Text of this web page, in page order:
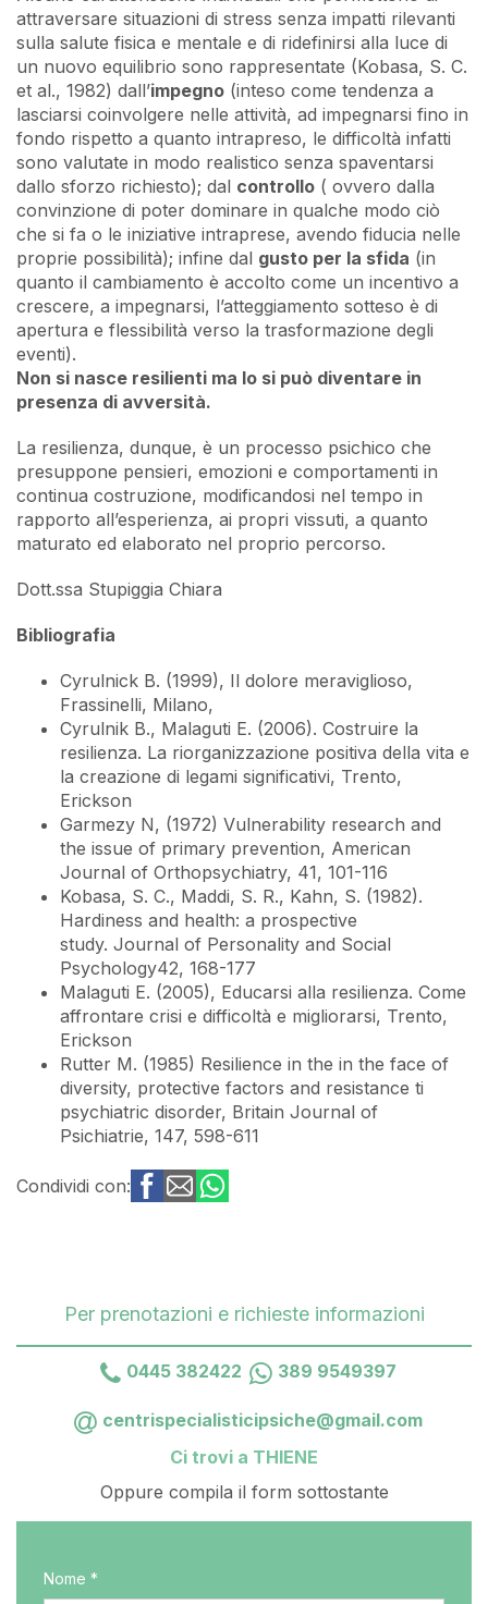
attraversare situazioni di stress senza impatti rilevanti
sulla salute fisica e mentale e di ridefinirsi alla luce di
un nuovo equilibrio sono rappresentate (Kobasa, S. C.
et al., 1982) dall’impegno (inteso come tendenza a
lasciarsi coinvolgere nelle attività, ad impegnarsi fino in
fondo rispetto a quanto intrapreso, le difficoltà infatti
sono valutate in modo realistico senza spaventarsi
dallo sforzo richiesto); dal controllo ( ovvero dalla
convinzione di poter dominare in qualche modo ciò
che si fa o le iniziative intraprese, avendo fiducia nelle
proprie possibilità); infine dal gusto per la sfida (in
quanto il cambiamento è accolto come un incentivo a
crescere, a impegnarsi, l’atteggiamento sotteso è di
apertura e flessibilità verso la trasformazione degli
eventi).
Non si nasce resilienti ma lo si può diventare in
presenza di avversità.
La resilienza, dunque, è un processo psichico che
presuppone pensieri, emozioni e comportamenti in
continua costruzione, modificandosi nel tempo in
rapporto all’esperienza, ai propri vissuti, a quanto
maturato ed elaborato nel proprio percorso.
Dott.ssa Stupiggia Chiara
Bibliografia
Cyrulnick B. (1999), Il dolore meraviglioso,
Frassinelli, Milano,
Cyrulnik B., Malaguti E. (2006). Costruire la
resilienza. La riorganizzazione positiva della vita e
la creazione di legami significativi, Trento,
Erickson
Garmezy N, (1972) Vulnerability research and
the issue of primary prevention, American
Journal of Orthopsychiatry, 41, 101-116
Kobasa, S. C., Maddi, S. R., Kahn, S. (1982).
Hardiness and health: a prospective
study. Journal of Personality and Social
Psychology42, 168-177
Malaguti E. (2005), Educarsi alla resilienza. Come
affrontare crisi e difficoltà e migliorarsi, Trento,
Erickson
Rutter M. (1985) Resilience in the in the face of
diversity, protective factors and resistance ti
psychiatric disorder, Britain Journal of
Psichiatrie, 147, 598-611
Condividi con:
Per prenotazioni e richieste informazioni
0445 382422 389 9549397
centrispecialisticipsiche@gmail.com
Ci trovi a THIENE
Oppure compila il form sottostante
Nome *